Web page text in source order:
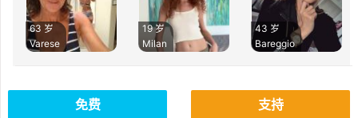
63 岁
Varese
19 岁
Milan
43 岁
Bareggio
免费 支持